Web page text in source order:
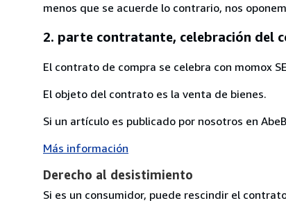
menos que se acuerde lo contrario, nos
2. parte contratante, celebración del
El contrato de compra se celebra con momox
El objeto del contrato es la venta de bienes.
Si un artículo es publicado por nosotros en
Más información
Derecho al desistimiento
Si es un consumidor, puede rescindir el